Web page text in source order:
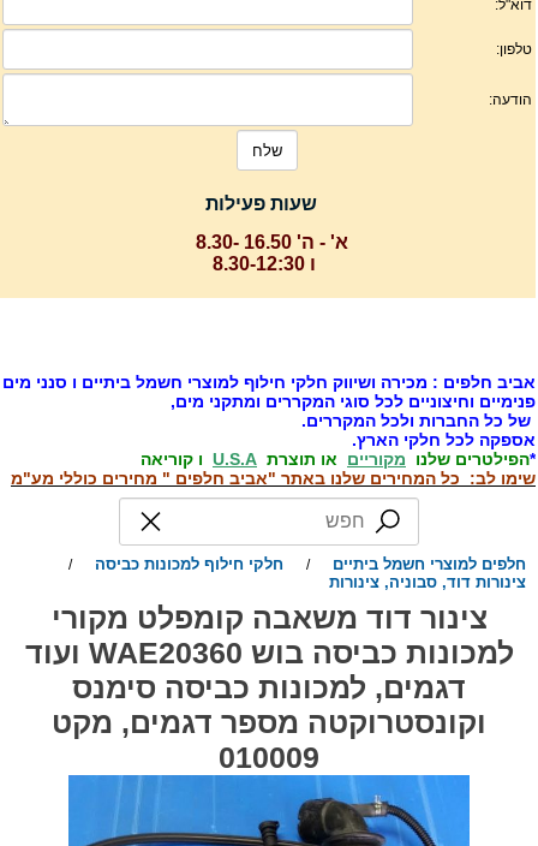
שעות פעילות
א' - ה' 16.50 -8.30
ו 8.30-12:30
חלפים : מכירה ושיווק חלקי חילוף למוצרי חשמל ביתיים ו סנני מים
וחיצוניים לכל סוגי המקררים ומתקני מים,
כל החברות ולכל המקררים.
לכל חלקי הארץ.
הפילטרים שלנו מקורייםאו תוצרת U.S.Aו קוריאה
לב: כל המחירים שלנו באתר "אביב חלפים " מחירים כוללי מע"מ
חלפים למוצרי חשמל ביתיים חלקי חילוף למכונות כביסה
צינורות דוד, סבוניה, צינורות
צינור דוד משאבה קומפלט מקורי
למכונות כביסה בוש WAE20360 ועוד
דגמים, למכונות כביסה סימנס
וקונסטרוקטה מספר דגמים, מקט
010009